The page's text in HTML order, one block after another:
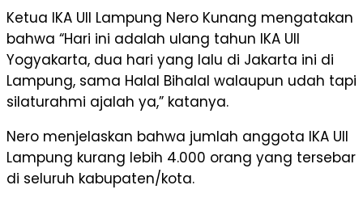
Ketua IKA UII Lampung Nero Kunang mengatakan
bahwa “Hari ini adalah ulang tahun IKA UII
Yogyakarta, dua hari yang lalu di Jakarta ini di
Lampung, sama Halal Bihalal walaupun udah tapi
silaturahmi ajalah ya,” katanya.
Nero menjelaskan bahwa jumlah anggota IKA UII
Lampung kurang lebih 4.000 orang yang tersebar
di seluruh kabupaten/kota.